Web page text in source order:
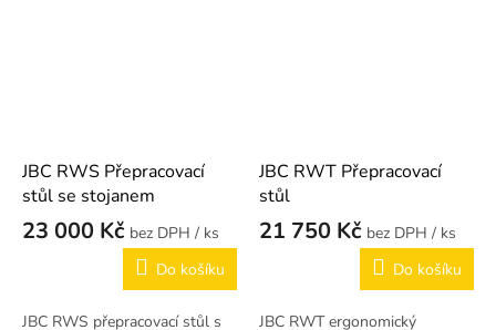
JBC RWS Přepracovací
stůl se stojanem
23 000 Kč
/ ks
Do košíku
JBC RWS přepracovací stůl s
JBC RWT Přepracovací
stůl
21 750 Kč
/ ks
Do košíku
JBC RWT ergonomický